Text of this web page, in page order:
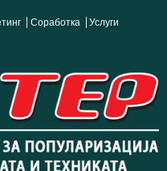
Соработка
Услуги